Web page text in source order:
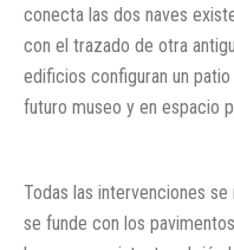
conecta las dos naves
con el trazado de otra
edificios configuran un
futuro museo y en espacio
Todas las intervenciones
se funde con los